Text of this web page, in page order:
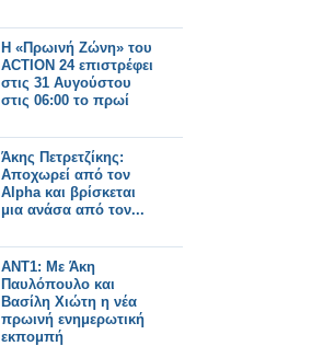
Η «Πρωινή Ζώνη» του
ACTION 24 επιστρέφει
στις 31 Αυγούστου
στις 06:00 το πρωί
Άκης Πετρετζίκης:
Αποχωρεί από τον
Alpha και βρίσκεται
μια ανάσα από τον...
ΑΝΤ1: Με Άκη
Παυλόπουλο και
Βασίλη Χιώτη η νέα
πρωινή ενημερωτική
εκπομπή